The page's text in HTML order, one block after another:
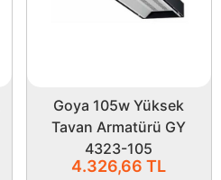
Goya 105w Yüksek
Tavan Armatürü GY
4323-105
4.326,66 TL